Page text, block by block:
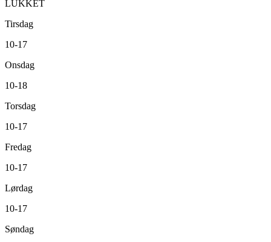
LUKKET
Tirsdag
10-17
Onsdag
10-18
Torsdag
10-17
Fredag
10-17
Lørdag
10-17
Søndag